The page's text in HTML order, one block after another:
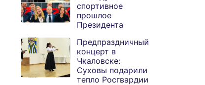
спортивное
прошлое
Президента
Предпраздничный
концерт в
Чкаловске:
Суховы подарили
тепло Росгвардии